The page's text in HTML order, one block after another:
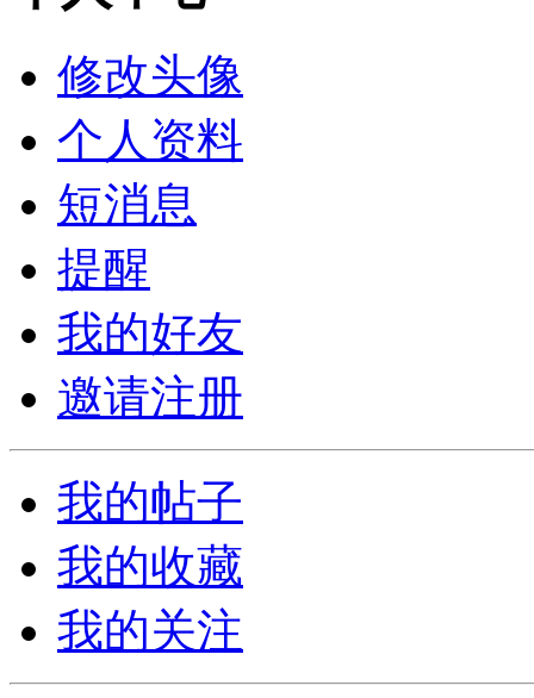
修改头像
个人资料
短消息
提醒
我的好友
邀请注册
我的帖子
我的收藏
我的关注